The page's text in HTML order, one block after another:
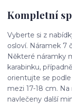
Kompletní
Vyberte si z
osloví. Náramek 7
Některé náramky
karabinku,
orientujte se
mezi 17-18 cm.
navlečeny další